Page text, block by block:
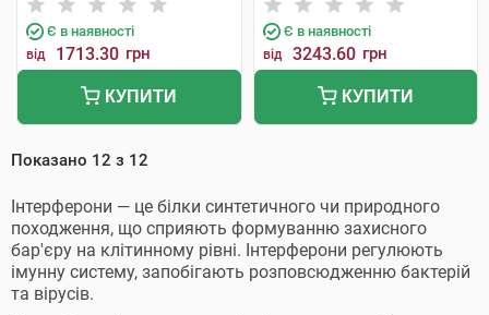
Є в наявності
від 1713.30 грн
КУПИТИ
Є в наявності
від 3243.60 грн
КУПИТИ
Показано 12 з 12
Інтерферони — це білки синтетичного чи природного
походження, що сприяють формуванню захисного
бар'єру на клітинному рівні. Інтерферони регулюють
імунну систему, запобігають розповсюдженню бактерій
та вірусів.